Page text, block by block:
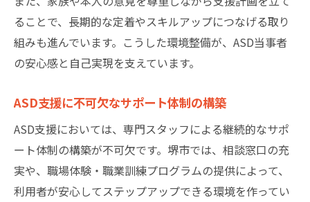
ることで、長期的な定着やスキルアップにつなげる取り
組みも進んでいます。こうした環境整備が、ASD当事者
の安心感と自己実現を支えています。
ASD支援に不可欠なサポート体制の構築
ASD支援においては、専門スタッフによる継続的なサポ
ート体制の構築が不可欠です。堺市では、相談窓口の充
実や、職場体験・職業訓練プログラムの提供によって、
利用者が安心してステップアップできる環境を作ってい